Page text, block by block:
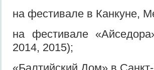
на фестивале в Канкуне,
на фестивале
2014, 2015);